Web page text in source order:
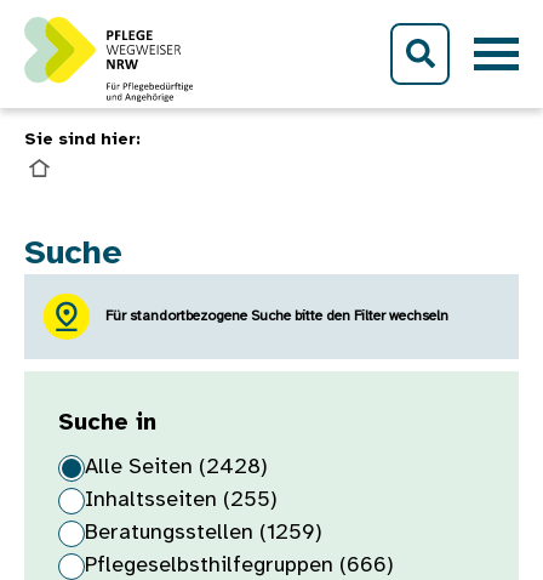
Direkt zum Inhalt
Sie sind hier:
Suche
Für standortbezogene Suche bitte den Filter wechseln
Suche in
Alle Seiten (2428)
Inhaltsseiten (255)
Beratungsstellen (1259)
Pflegeselbsthilfegruppen (666)